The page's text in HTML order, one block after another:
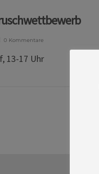
0 Kommentare
13-17 Uhr